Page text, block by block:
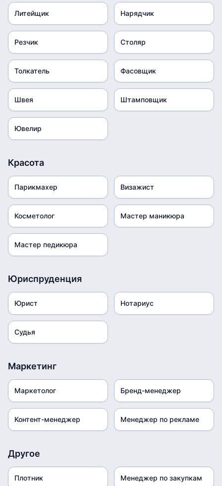
Литейщик Нарядчик
Резчик Столяр
Толкатель Фасовщик
Швея Штамповщик
Ювелир
Красота
Парикмахер Визажист
Косметолог Мастер маникюра
Мастер педикюра
Юриспруденция
Юрист Нотариус
Судья
Маркетинг
Маркетолог Бренд-менеджер
Контент-менеджер Менеджер по рекламе
Другое
Плотник Менеджер по закупкам